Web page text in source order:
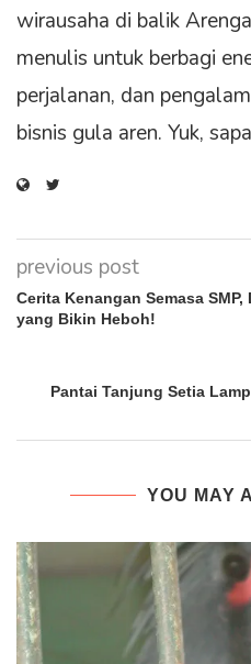
wirausaha di balik
menulis untuk berbagi
perjalanan, dan
bisnis gula aren. Yuk,
previous post
Cerita Kenangan Semasa
yang Bikin Heboh!
Pantai Tanjung Setia
YOU MAY